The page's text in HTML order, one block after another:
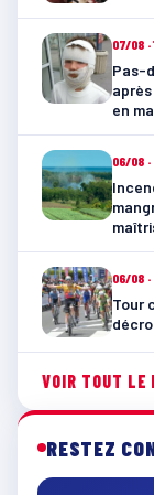
07/08 ·
Pas-
en
06/08 ·
06/08 ·
Tour
VOIR TOUT
RESTEZ